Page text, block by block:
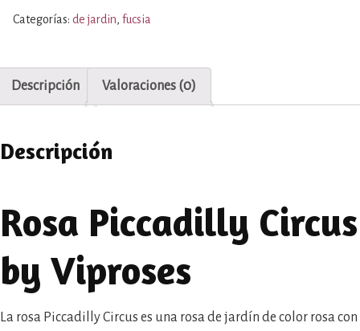
Categorías: de jardin, fucsia
Descripción Valoraciones (0)
Descripción
Rosa Piccadilly Circus
by Viproses
La rosa Piccadilly Circus es una rosa de jardín de color rosa con